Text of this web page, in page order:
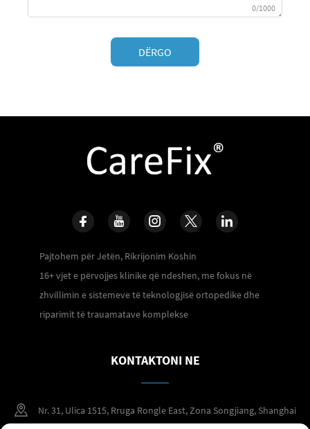
0/1000
DËRGO
Pajtohem për Jetën, Rikrijonim Koshin
16+ vjet e përvojjes klinike që ndeshen, me fokus në
zhvillimin e sistemeve të teknologjisë ortopedike dhe
riparimit të trauamatave komplekse
KONTAKTONI NE
Nr. 31, Ulica 1515, Rruga Rongle East, Zona Songjiang, Shanghai